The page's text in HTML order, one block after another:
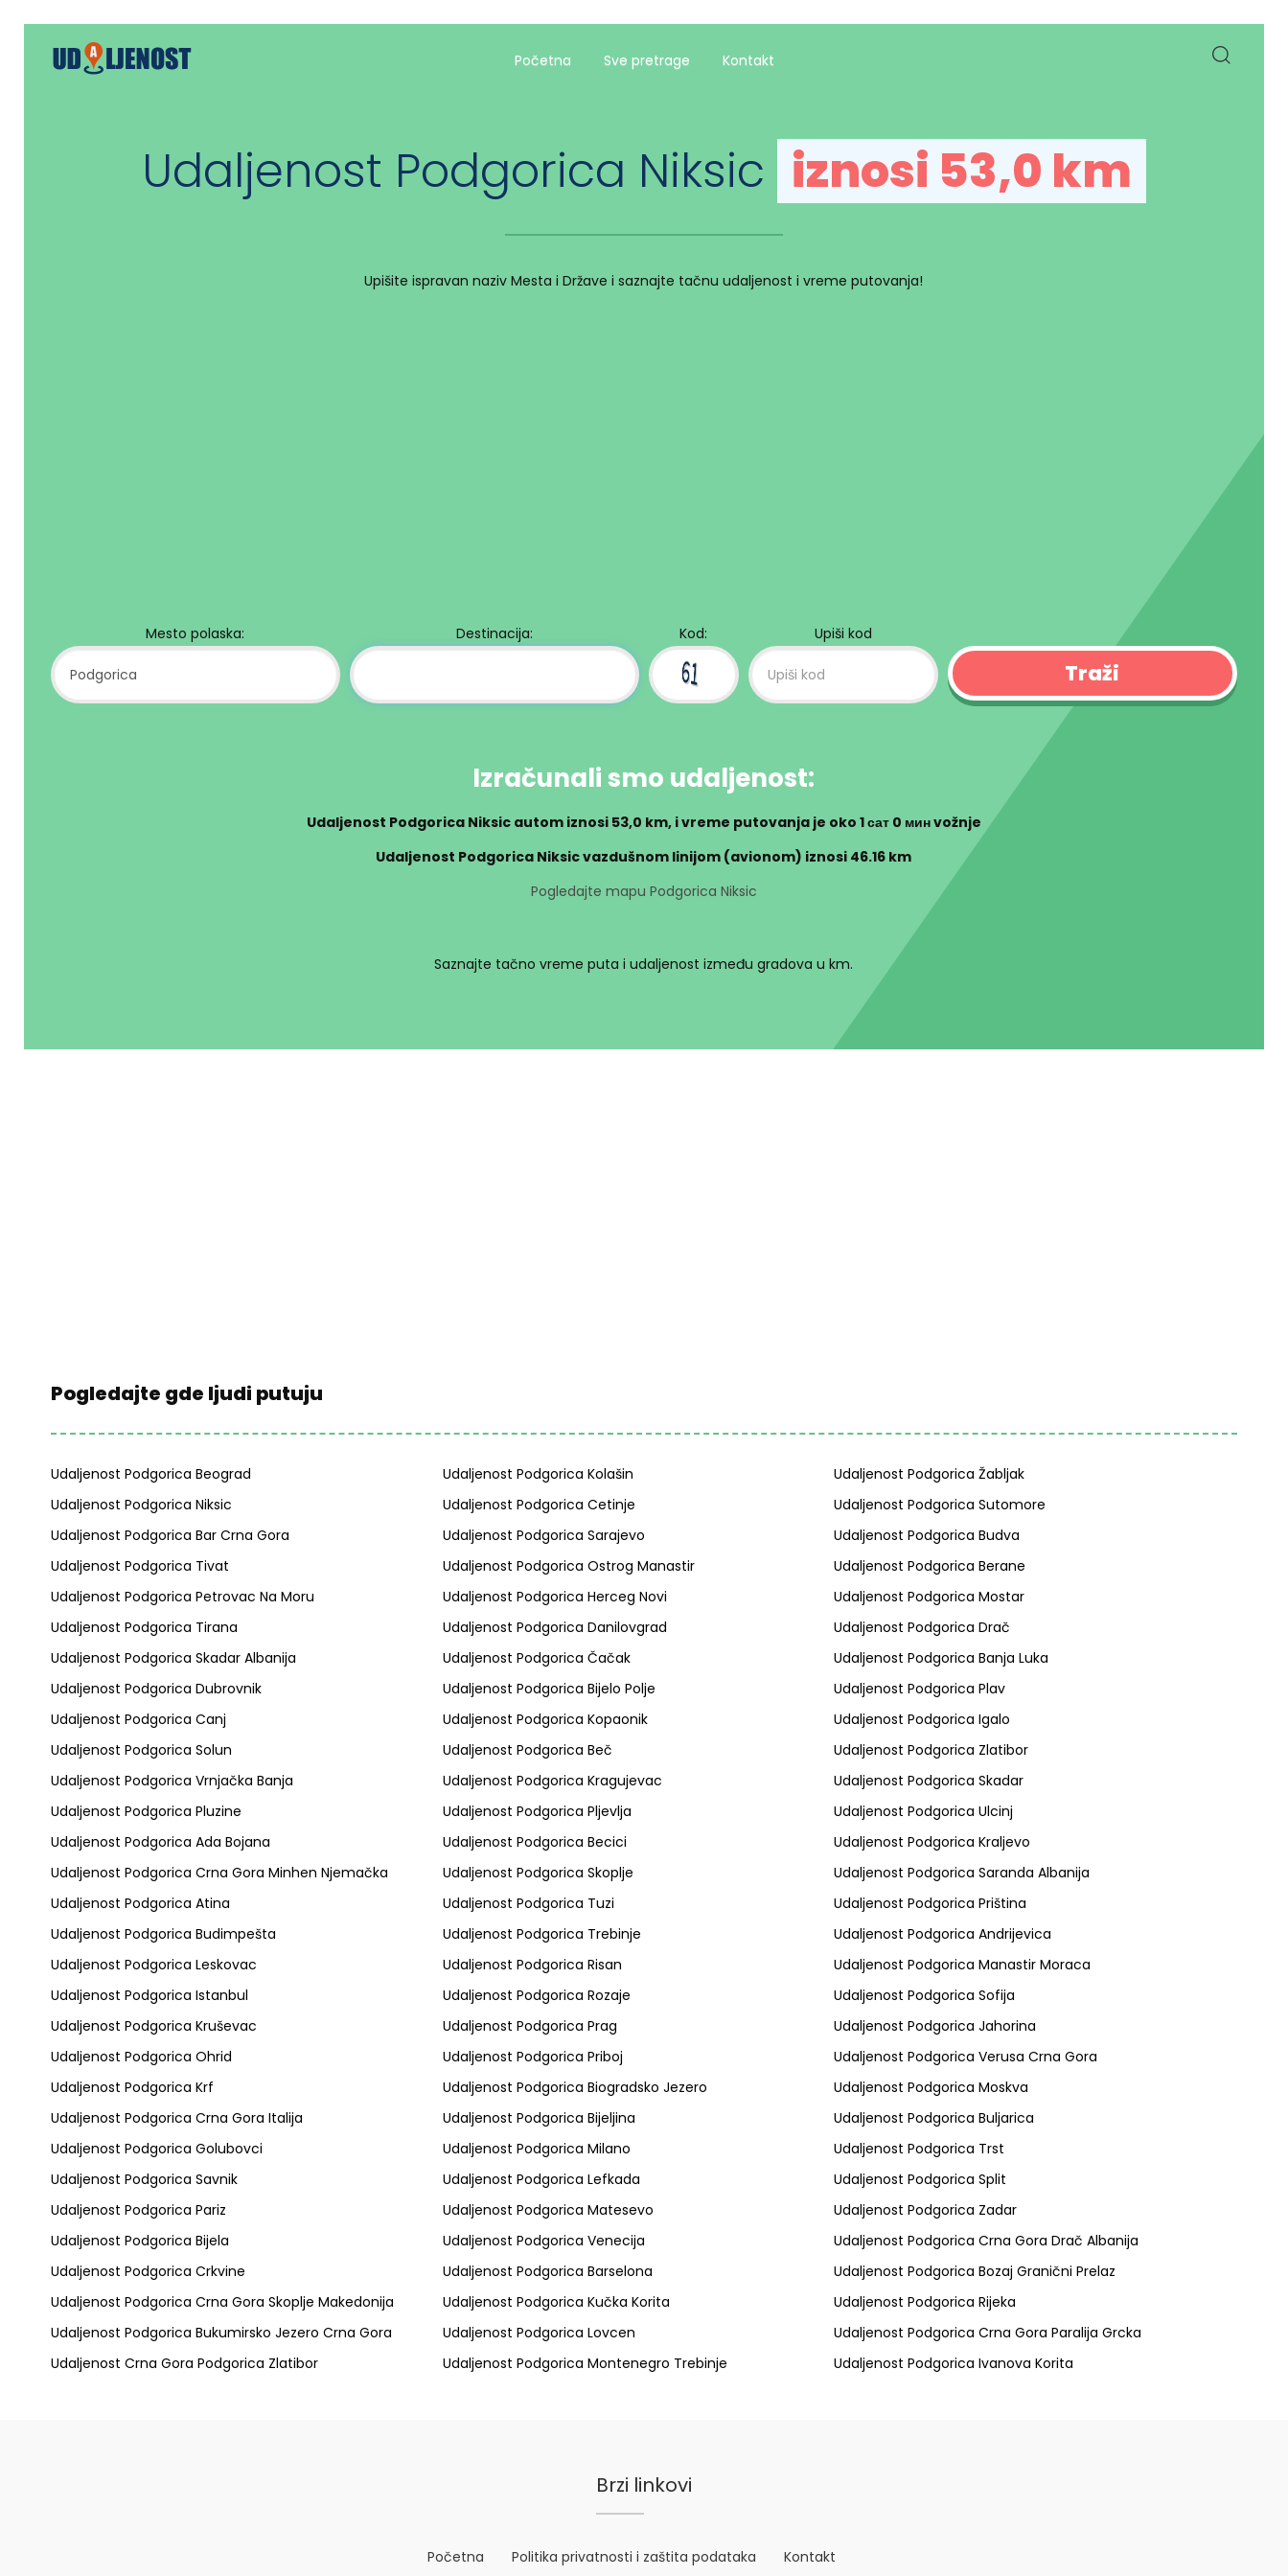
Početna Sve pretrage Kontakt
Udaljenost Podgorica Niksic iznosi 53,0 km
Upišite ispravan naziv Mesta i Države i saznajte tačnu udaljenost i vreme putovanja!
Mesto polaska: Destinacija: Kod: Upiši kod
Izračunali smo udaljenost:
Udaljenost Podgorica Niksic autom iznosi 53,0 km, i vreme putovanja je oko 1 сат 0 минvožnje
Udaljenost Podgorica Niksic vazdušnom linijom (avionom) iznosi 46.16 km
Pogledajte mapu Podgorica Niksic
Saznajte tačno vreme puta i udaljenost između gradova u km.
Pogledajte gde ljudi putuju
Udaljenost Podgorica Beograd Udaljenost Podgorica Kolašin
Udaljenost Podgorica Žabljak
Udaljenost Podgorica Niksic
Udaljenost Podgorica Cetinje
Udaljenost Podgorica Sutomore
Udaljenost Podgorica Bar Crna Gora
Udaljenost Podgorica Sarajevo
Udaljenost Podgorica Budva
Udaljenost Podgorica Tivat
Udaljenost Podgorica Ostrog Manastir
Udaljenost Podgorica Berane
Udaljenost Podgorica Petrovac Na Moru
Udaljenost Podgorica Herceg Novi
Udaljenost Podgorica Mostar
Udaljenost Podgorica Tirana
Udaljenost Podgorica Danilovgrad
Udaljenost Podgorica Drač
Udaljenost Podgorica Skadar Albanija
Udaljenost Podgorica Čačak
Udaljenost Podgorica Banja Luka
Udaljenost Podgorica Dubrovnik
Udaljenost Podgorica Bijelo Polje
Udaljenost Podgorica Plav
Udaljenost Podgorica Canj
Udaljenost Podgorica Kopaonik
Udaljenost Podgorica Igalo
Udaljenost Podgorica Solun
Udaljenost Podgorica Beč
Udaljenost Podgorica Zlatibor
Udaljenost Podgorica Vrnjačka Banja
Udaljenost Podgorica Kragujevac
Udaljenost Podgorica Skadar
Udaljenost Podgorica Pluzine
Udaljenost Podgorica Pljevlja
Udaljenost Podgorica Ulcinj
Udaljenost Podgorica Ada Bojana
Udaljenost Podgorica Becici
Udaljenost Podgorica Kraljevo
Udaljenost Podgorica Crna Gora Minhen Njemačka
Udaljenost Podgorica Skoplje
Udaljenost Podgorica Saranda Albanija
Udaljenost Podgorica Atina
Udaljenost Podgorica Tuzi
Udaljenost Podgorica Priština
Udaljenost Podgorica Budimpešta
Udaljenost Podgorica Trebinje
Udaljenost Podgorica Andrijevica
Udaljenost Podgorica Leskovac
Udaljenost Podgorica Risan
Udaljenost Podgorica Manastir Moraca
Udaljenost Podgorica Istanbul
Udaljenost Podgorica Rozaje
Udaljenost Podgorica Sofija
Udaljenost Podgorica Kruševac
Udaljenost Podgorica Prag
Udaljenost Podgorica Jahorina
Udaljenost Podgorica Ohrid
Udaljenost Podgorica Priboj
Udaljenost Podgorica Verusa Crna Gora
Udaljenost Podgorica Krf
Udaljenost Podgorica Biogradsko Jezero
Udaljenost Podgorica Moskva
Udaljenost Podgorica Crna Gora Italija
Udaljenost Podgorica Bijeljina
Udaljenost Podgorica Buljarica
Udaljenost Podgorica Golubovci
Udaljenost Podgorica Milano
Udaljenost Podgorica Trst
Udaljenost Podgorica Savnik
Udaljenost Podgorica Lefkada
Udaljenost Podgorica Split
Udaljenost Podgorica Pariz
Udaljenost Podgorica Matesevo
Udaljenost Podgorica Zadar
Udaljenost Podgorica Bijela
Udaljenost Podgorica Venecija
Udaljenost Podgorica Crna Gora Drač Albanija
Udaljenost Podgorica Crkvine
Udaljenost Podgorica Barselona
Udaljenost Podgorica Bozaj Granični Prelaz
Udaljenost Podgorica Crna Gora Skoplje Makedonija
Udaljenost Podgorica Kučka Korita
Udaljenost Podgorica Rijeka
Udaljenost Podgorica Bukumirsko Jezero Crna Gora
Udaljenost Podgorica Lovcen
Udaljenost Podgorica Crna Gora Paralija Grcka
Udaljenost Crna Gora Podgorica Zlatibor
Udaljenost Podgorica Montenegro Trebinje Udaljenost Podgorica Ivanova Korita
Brzi linkovi
Početna Politika privatnosti i zaštita podataka Kontakt